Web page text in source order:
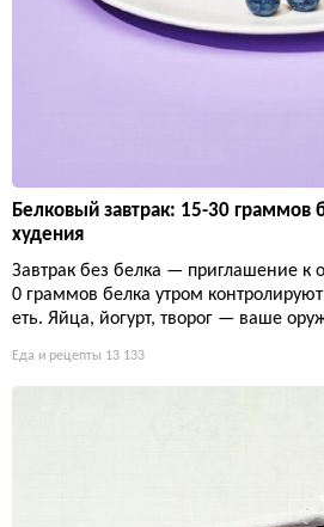
Белковый завтрак: 15-30 граммов
худения
Завтрак без белка — приглашение к
0 граммов белка утром
еть. Яйца, йогурт, творог — ваше
Еда и рецепты 13 133